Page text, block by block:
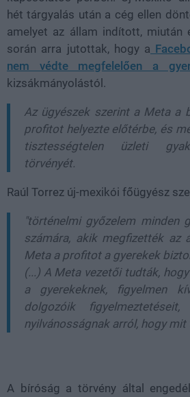
hét tárgyalás után a cég ellen
amelyet az állam indított, miután
során arra jutottak, hogy a
nem védte megfelelően a
kizsákmányolástól.
Az ügyészek szerint a Meta a
profitot helyezte előtérbe, és
tisztességtelen üzleti
törvényét.
Raúl Torrez új-mexikói főügyész
"történelmi győzelem minden
számára, akik megfizették az
Meta a profitot a gyerekek
(...) A Meta vezetői tudták,
a gyerekeknek, figyelmen
dolgozóik
nyilvánosságnak arról, hogy mit
A bíróság a törvény által